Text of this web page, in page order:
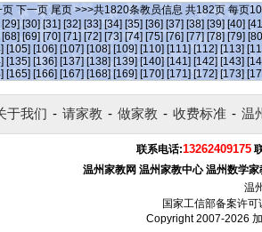
页 下一页 尾页 >>>共1820条教员信息 共182页 每页10
[29] [30] [31] [32] [33] [34] [35] [36] [37] [38] [39] [40]
[68] [69] [70] [71] [72] [73] [74] [75] [76] [77] [78] [79]
[105] [106] [107] [108] [109] [110] [111] [112] [113]
[135] [136] [137] [138] [139] [140] [141] [142] [143]
[165] [166] [167] [168] [169] [170] [171] [172] [173]
于我们 - 请家教 - 做家教 - 收费标准 - 温
联系电话:13262409175
温州家教网 温州家教中心 温州数学家
温
国家工信部备案许可
Copyright 2007-2026